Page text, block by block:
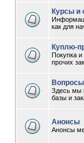
Курсы и
как для
Куплю-
Покупка и
прочих
Здесь мы
базы и
Анонсы
Анонсы